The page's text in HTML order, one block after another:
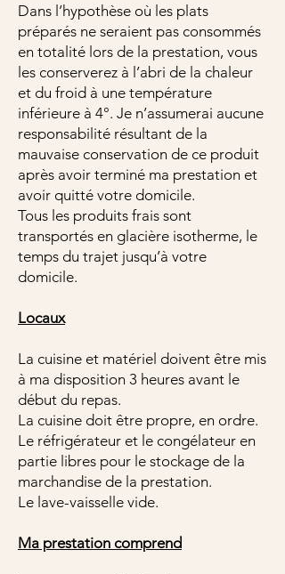
Dans l’hypothèse où les plats
préparés ne seraient pas consommés
en totalité lors de la prestation, vous
les conserverez à l’abri de la chaleur
et du froid à une température
inférieure à 4°. Je n’assumerai aucune
responsabilité résultant de la
mauvaise conservation de ce produit
après avoir terminé ma prestation et
avoir quitté votre domicile.
Tous les produits frais sont
transportés en glacière isotherme, le
temps du trajet jusqu’à votre
domicile.
Locaux
La cuisine et matériel doivent être mis
à ma disposition 3 heures avant le
début du repas.
La cuisine doit être propre, en ordre.
Le réfrigérateur et le congélateur en
partie libres pour le stockage de la
marchandise de la prestation.
Le lave-vaisselle vide.
Ma prestation comprend